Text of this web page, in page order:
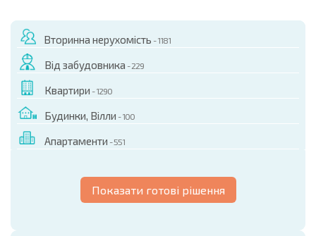
Вторинна нерухомість - 1181
Від забудовника - 229
Квартири - 1290
Будинки, Вілли - 100
Апартаменти - 551
Показати готові рішення